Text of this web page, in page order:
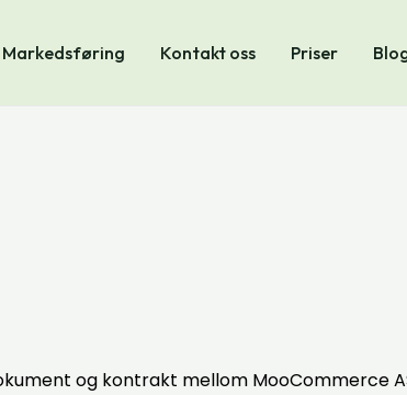
Markedsføring Kontakt oss Priser
og kontrakt mellom MooCommerce